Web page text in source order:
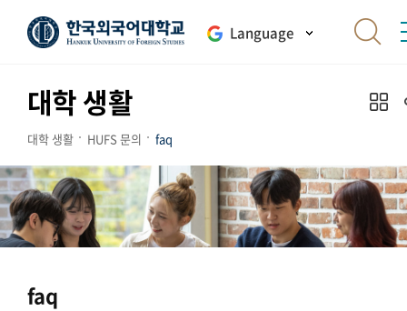
Language
대학 생활
대학 생활 HUFS 문의 faq
faq